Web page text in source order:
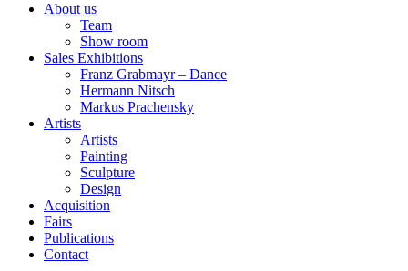
About us
Team
Show room
Sales Exhibitions
Franz Grabmayr – Dance
Hermann Nitsch
Markus Prachensky
Artists
Artists
Painting
Sculpture
Design
Acquisition
Fairs
Publications
Contact